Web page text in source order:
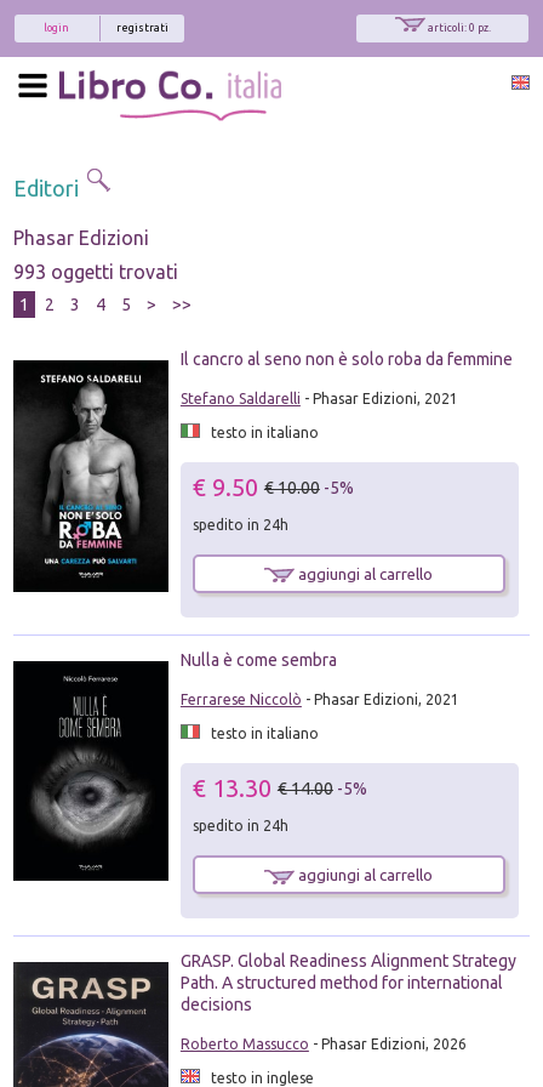
articoli: 0 pz.
registrati
login
Editori
Phasar Edizioni
993 oggetti trovati
1 2 3 4 5 > >>
Il cancro al seno non è solo roba da femmine
Stefano Saldarelli - Phasar Edizioni, 2021
testo in italiano
€ 9.50 € 10.00 -5%
spedito in 24h
aggiungi al carrello
Nulla è come sembra
Ferrarese Niccolò - Phasar Edizioni, 2021
testo in italiano
€ 13.30 € 14.00 -5%
spedito in 24h
aggiungi al carrello
GRASP. Global Readiness Alignment Strategy
Path. A structured method for international
decisions
Roberto Massucco - Phasar Edizioni, 2026
testo in inglese